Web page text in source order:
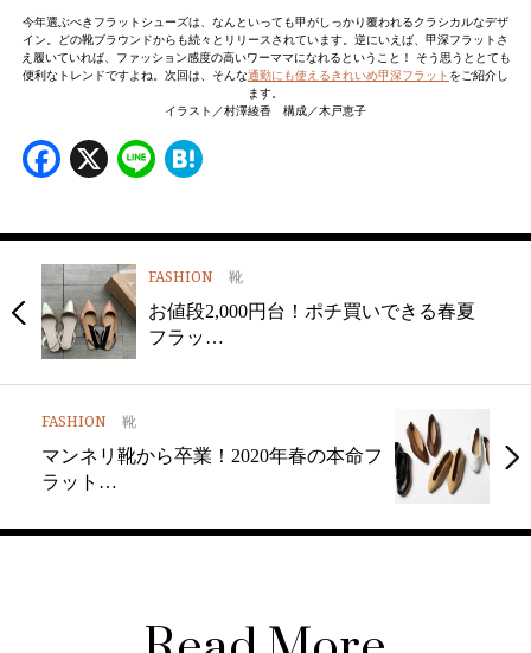
今年選ぶべきフラットシューズは、なんといっても甲がしっかり覆われるクラシカルなデザ
イン。どの靴ブラウンドからも続々とリリースされています。逆にいえば、甲深フラットさ
え履いていれば、ファッション感度の高いワーママになれるということ！ そう思うととても
便利なトレンドですよね。次回は、そんな通勤にも使えるきれいめ甲深フラット をご紹介し
ます。
イラスト／村澤綾香 構成／木戸恵子
Facebook
X Line
FASHION 靴
お値段2,000円台！ポチ買いできる春夏
フラッ…
FASHION 靴
マンネリ靴から卒業！2020年春の本命フ
ラット…